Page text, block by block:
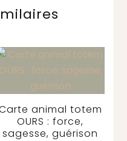
animal totem
OURS : force,
sagesse, guérison